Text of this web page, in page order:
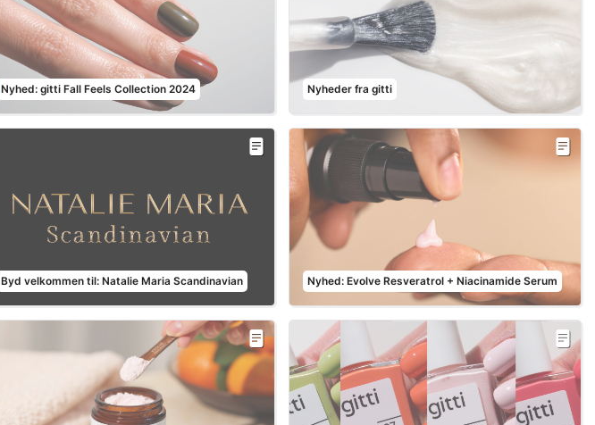
Nyhed: gitti Fall Feels Collection 2024 Nyheder fra gitti
Byd velkommen til: Natalie Maria Scandinavian Nyhed: Evolve Resveratrol + Niacinamide Serum